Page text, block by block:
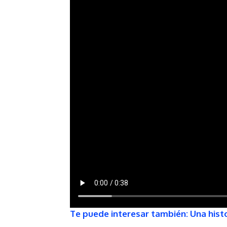
Te puede interesar también: Una